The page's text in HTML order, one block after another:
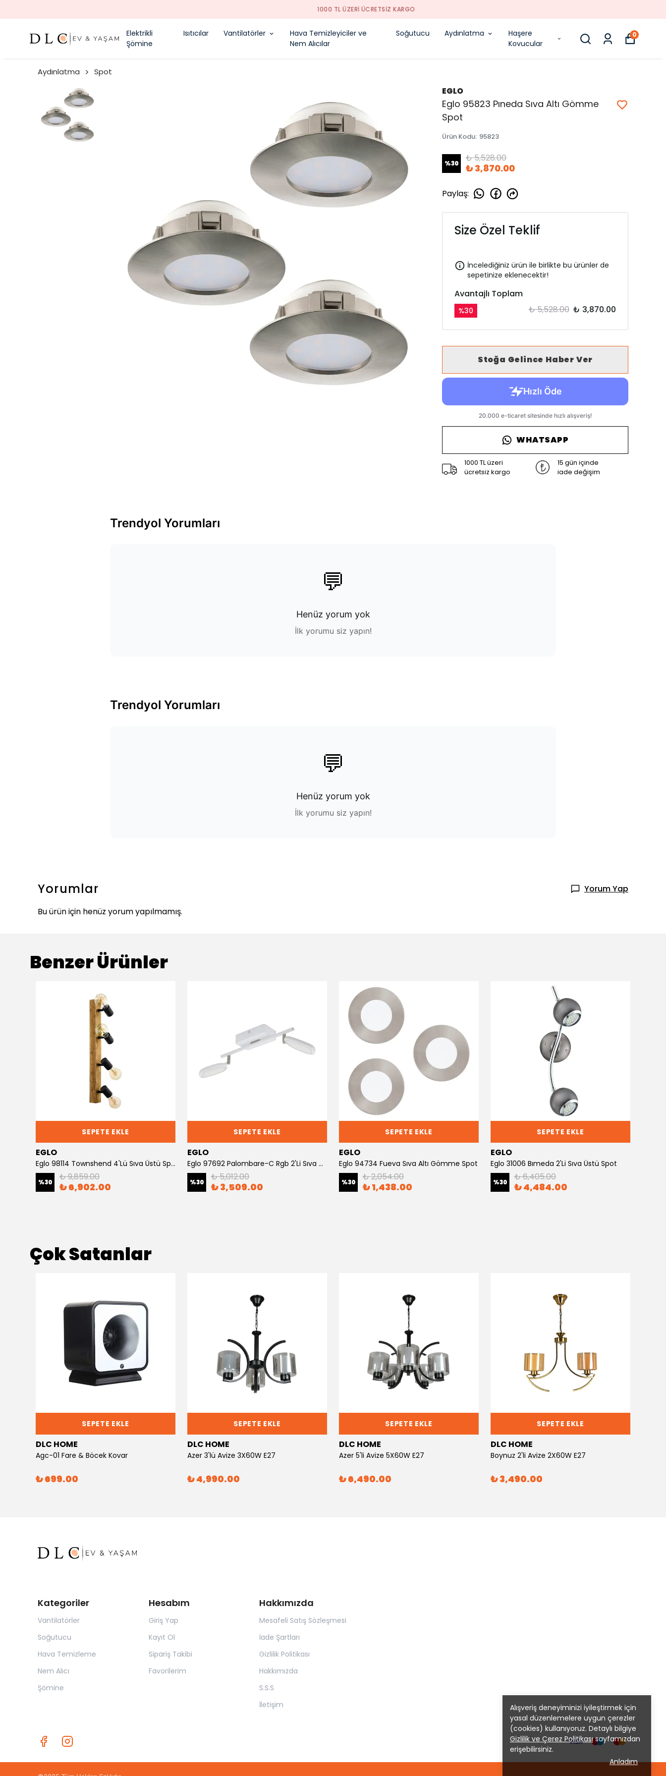
1000 TL ÜZERI ÜCRETSIZ KARGO
Elektrikli
Şömine
Isıtıcılar Vantilatörler
Hava Temizleyiciler ve
Nem Alıcılar
Soğutucu Aydınlatma
Haşere
Kovucular
0
Alışveriş deneyiminizi iyileştirmek için
yasal düzenlemelere uygun çerezler
(cookies) kullanıyoruz. Detaylı bilgiye
Gizlilik ve Çerez Politikasısayfamızdan
erişebilirsiniz.
Anladım
Aydınlatma Spot
EGLO
Eglo 95823 Pıneda Sıva Altı Gömme
Spot
Ürün Kodu: 95823
%30 ₺ 5,528.00
₺ 3,870.00
Paylaş:
Size Özel Teklif
İncelediğiniz ürün ile birlikte bu ürünler de
sepetinize eklenecektir!
Avantajlı Toplam
%30 ₺ 5,528.00 ₺ 3,870.00
Stoğa Gelince Haber Ver
WHATSAPP
1000 TL üzeri
ücretsiz kargo
15 gün içinde
iade değişim
Trendyol Yorumları
💬
Henüz yorum yok
İlk yorumu siz yapın!
Trendyol Yorumları
💬
Henüz yorum yok
İlk yorumu siz yapın!
Yorumlar
Yorum Yap
Bu ürün için henüz yorum yapılmamış.
Benzer Ürünler
SEPETE EKLE
EGLO
Eglo 98114 Townshend 4'Lü Sıva Üstü Spot
%30 ₺ 9,859.00
₺ 6,902.00
SEPETE EKLE
EGLO
Eglo 97692 Palombare-C Rgb 2'Li Sıva Üstü Spot
%30 ₺ 5,012.00
₺ 3,509.00
SEPETE EKLE
EGLO
Eglo 94734 Fueva Sıva Altı Gömme Spot
%30 ₺ 2,054.00
₺ 1,438.00
SEPETE EKLE
EGLO
Eglo 31006 Bımeda 2'Li Sıva Üstü Spot
%30 ₺ 6,405.00
₺ 4,484.00
Çok Satanlar
SEPETE EKLE
DLC HOME
Agc-01 Fare & Böcek Kovar
₺ 699.00
SEPETE EKLE
DLC HOME
Azer 3'lü Avize 3X60W E27
₺ 4,990.00
SEPETE EKLE
DLC HOME
Azer 5'li Avize 5X60W E27
₺ 6,490.00
SEPETE EKLE
DLC HOME
Boynuz 2'li Avize 2X60W E27
₺ 3,490.00
Kategoriler
Vantilatörler
Soğutucu
Hava Temizleme
Nem Alıcı
Şömine
Hesabım
Giriş Yap
Kayıt Ol
Sipariş Takibi
Favorilerim
Hakkımızda
Mesafeli Satış Sözleşmesi
İade Şartları
Gizlilik Politikası
Hakkımızda
S.S.S
İletişim